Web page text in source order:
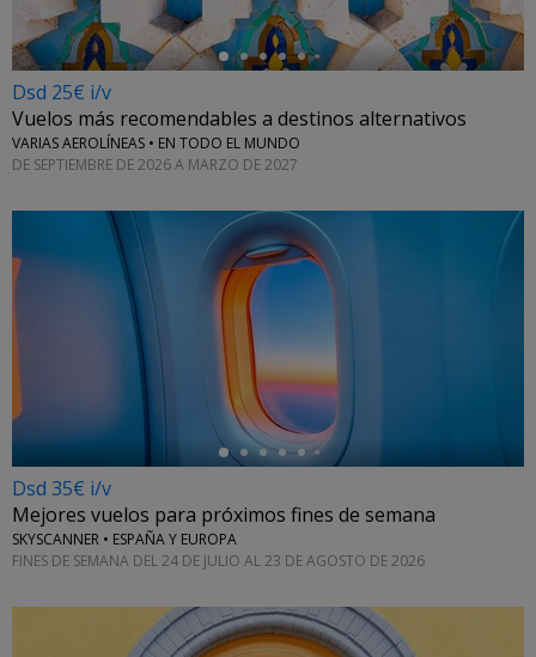
Dsd 25€ i/v
Vuelos más recomendables a destinos alternativos
VARIAS AEROLÍNEAS • EN TODO EL MUNDO
DE SEPTIEMBRE DE 2026 A MARZO DE 2027
Dsd 35€ i/v
Mejores vuelos para próximos fines de semana
SKYSCANNER • ESPAÑA Y EUROPA
FINES DE SEMANA DEL 24 DE JULIO AL 23 DE AGOSTO DE 2026